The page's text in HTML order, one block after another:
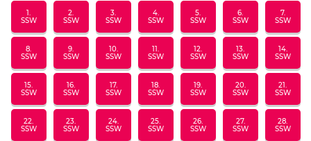
1.
SSW
2.
SSW
3.
SSW
4.
SSW
5.
SSW
6.
SSW
7.
SSW
8.
SSW
9.
SSW
10.
SSW
11.
SSW
12.
SSW
13.
SSW
14.
SSW
15.
SSW
16.
SSW
17.
SSW
18.
SSW
19.
SSW
20.
SSW
21.
SSW
22.
SSW
23.
SSW
24.
SSW
25.
SSW
26.
SSW
27.
SSW
28.
SSW